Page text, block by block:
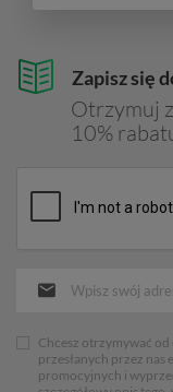
Zapisz się
Otrzymuj
10%
Chcesz otrzymywać
przesłanych przez nas
promocyjnych i